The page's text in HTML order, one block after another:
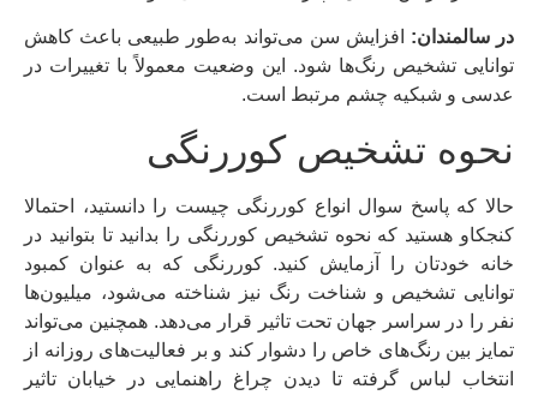
در سالمندان: افزایش سن می‌تواند به‌طور طبیعی باعث کاهش
توانایی تشخیص رنگ‌ها شود. این وضعیت معمولاً با تغییرات در
عدسی و شبکیه چشم مرتبط است.
نحوه تشخیص کوررنگی
حالا که پاسخ سوال انواع کوررنگی چیست را دانستید، احتمالا
کنجکاو هستید که نحوه تشخیص کوررنگی را بدانید تا بتوانید در
خانه خودتان را آزمایش کنید. کوررنگی که به عنوان کمبود
توانایی تشخیص و شناخت رنگ نیز شناخته می‌شود، میلیون‌ها
نفر را در سراسر جهان تحت تاثیر قرار می‌دهد. همچنین می‌تواند
تمایز بین رنگ‌های خاص را دشوار کند و بر فعالیت‌های روزانه از
انتخاب لباس گرفته تا دیدن چراغ راهنمایی در خیابان تاثیر